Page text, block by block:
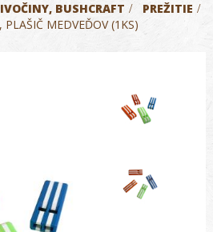
BUSHCRAFT >
PREŽITIE
MEDVEĎOV (1KS)